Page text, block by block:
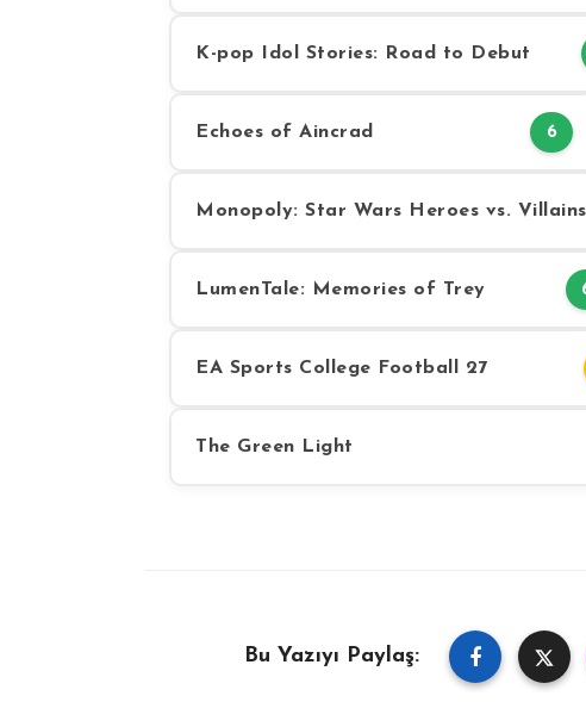
K-pop Idol Stories: Road to Debut
Echoes of Aincrad 6
Monopoly: Star Wars Heroes vs. Villains
LumenTale: Memories of Trey
EA Sports College Football 27
The Green Light
Bu Yazıyı Paylaş: